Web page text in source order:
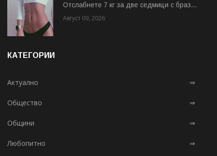
Отслабнете 7 кг за две седмици с браз...
Август 09, 2026
КАТЕГОРИИ
Актуално ⇒
Общество ⇒
Общини ⇒
Любопитно ⇒